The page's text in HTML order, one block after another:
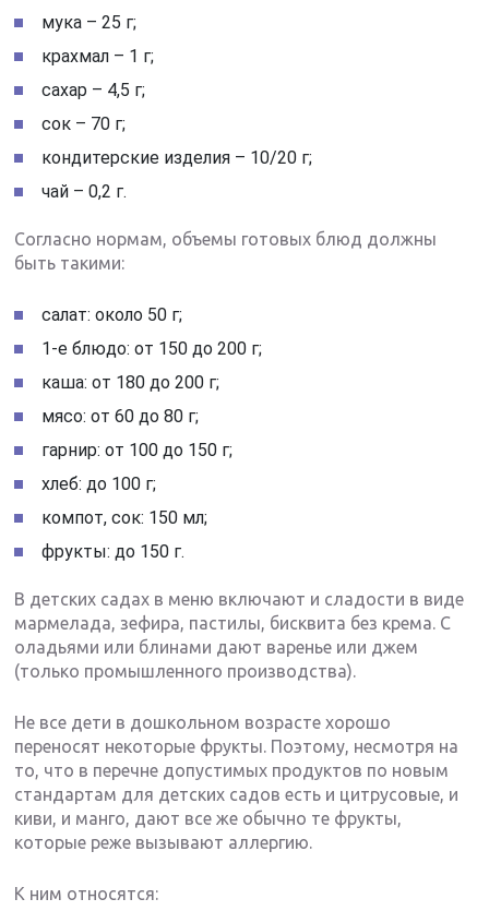
мука – 25 г;
крахмал – 1 г;
сахар – 4,5 г;
сок – 70 г;
кондитерские изделия – 10/20 г;
чай – 0,2 г.
Согласно нормам, объемы готовых блюд должны
быть такими:
салат: около 50 г;
1-е блюдо: от 150 до 200 г;
каша: от 180 до 200 г;
мясо: от 60 до 80 г;
гарнир: от 100 до 150 г;
хлеб: до 100 г;
компот, сок: 150 мл;
фрукты: до 150 г.
В детских садах в меню включают и сладости в виде
мармелада, зефира, пастилы, бисквита без крема. С
оладьями или блинами дают варенье или джем
(только промышленного производства).
Не все дети в дошкольном возрасте хорошо
переносят некоторые фрукты. Поэтому, несмотря на
то, что в перечне допустимых продуктов по новым
стандартам для детских садов есть и цитрусовые, и
киви, и манго, дают все же обычно те фрукты,
которые реже вызывают аллергию.
К ним относятся: